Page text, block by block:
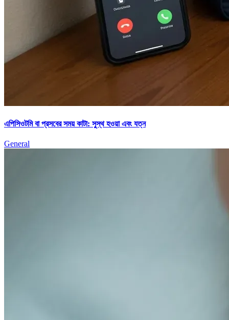
এপিসিওটমি বা প্রসবের সময় কাটা: সুস্থ হওয়া এবং যত্ন
General